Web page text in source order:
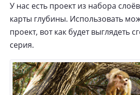
У нас есть проект из набора
карты глубины. Использовать
проект, вот как будет выглядеть
серия.